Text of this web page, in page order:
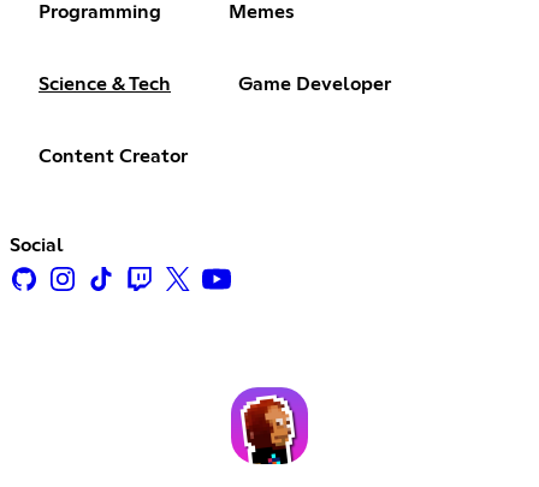
Programming Memes
Science & Tech Game Developer
Content Creator
Social